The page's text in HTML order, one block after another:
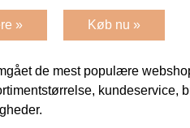
» Køb nu »
de mest populære
kundeservice,